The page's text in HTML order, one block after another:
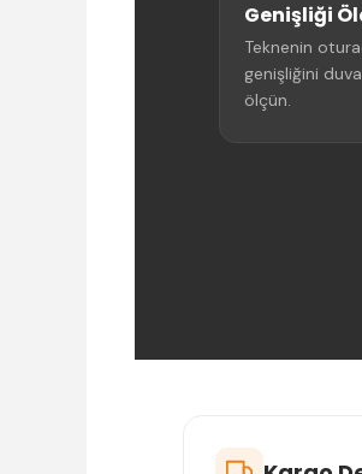
Genişliği
Teknenin
genişliğini
ölçün.